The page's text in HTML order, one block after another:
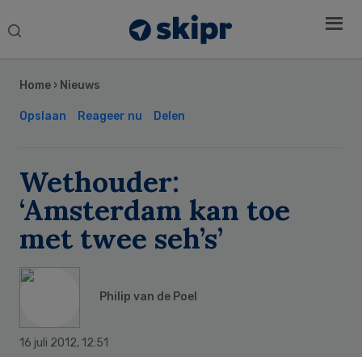
Search
Home › Nieuws
Opslaan Reageer nu Delen
Wethouder:
‘Amsterdam kan toe
met twee seh’s’
Philip van de Poel
16 juli 2012, 12:51
Sidebar